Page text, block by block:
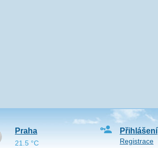
Přihlášení
Registrace
Praha
21.5 °C